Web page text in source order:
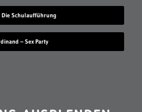
Die Schulaufführung
– Sex Party